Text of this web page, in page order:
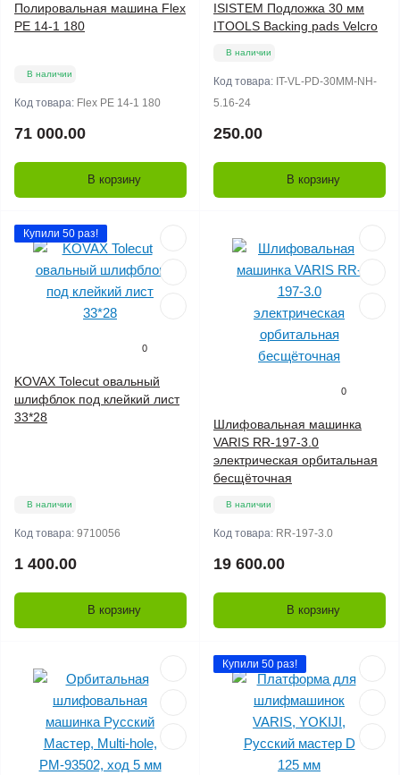
Полировальная машина Flex
PE 14-1 180
В наличии
Код товара: Flex PE 14-1 180
71 000.00
В корзину
ISISTEM Подложка 30 мм
ITOOLS Backing pads Velcro
В наличии
Код товара: IT-VL-PD-30MM-NH-
5.16-24
250.00
В корзину
Купили 50 раз!
0
KOVAX Tolecut овальный
шлифблок под клейкий лист
33*28
В наличии
Код товара: 9710056
1 400.00
В корзину
0
Шлифовальная машинка
VARIS RR-197-3.0
электрическая орбитальная
бесщёточная
В наличии
Код товара: RR-197-3.0
19 600.00
В корзину
Купили 50 раз!